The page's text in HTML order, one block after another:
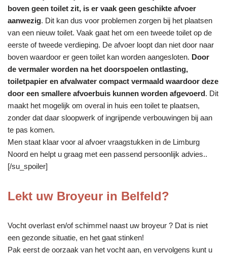
boven geen toilet zit, is er vaak geen geschikte afvoer
aanwezig. Dit kan dus voor problemen zorgen bij het plaatsen
van een nieuw toilet. Vaak gaat het om een tweede toilet op de
eerste of tweede verdieping. De afvoer loopt dan niet door naar
boven waardoor er geen toilet kan worden aangesloten. Door
de vermaler worden na het doorspoelen ontlasting,
toiletpapier en afvalwater compact vermaald waardoor deze
door een smallere afvoerbuis kunnen worden afgevoerd. Dit
maakt het mogelijk om overal in huis een toilet te plaatsen,
zonder dat daar sloopwerk of ingrijpende verbouwingen bij aan
te pas komen.
Men staat klaar voor al afvoer vraagstukken in de Limburg
Noord en helpt u graag met een passend persoonlijk advies..
[/su_spoiler]
Lekt uw Broyeur in Belfeld?
Vocht overlast en/of schimmel naast uw broyeur ? Dat is niet
een gezonde situatie, en het gaat stinken!
Pak eerst de oorzaak van het vocht aan, en vervolgens kunt u